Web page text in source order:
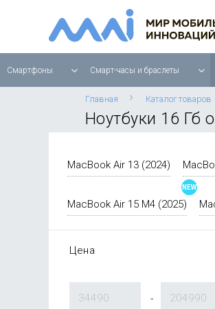
Смартфоны Смарт-часы и браслеты
Главная Каталог товаров
Ноутбуки 16 Гб
MacBook Air 13 (2024)
MacBook Air 15 M4 (2025)
Цена